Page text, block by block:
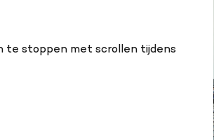
te stoppen met scrollen tijdens